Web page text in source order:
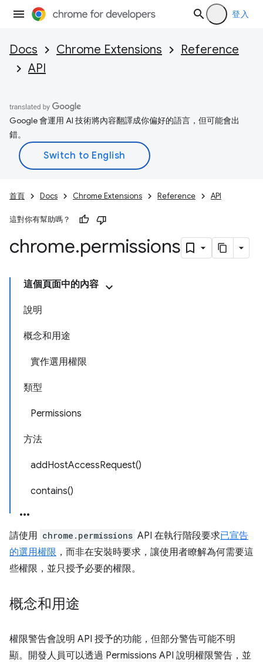
登入
Docs Chrome Extensions
Reference
API
Google 會運用 AI 技術將內容翻譯成你偏好的語言，但可能會出
錯。
首頁 Docs Chrome Extensions Reference API
這對你有幫助嗎？
chrome.permissions
這個頁面中的內容
說明
概念和用途
實作選用權限
類型
Permissions
方法
addHostAccessRequest()
contains()
請使用 chrome.permissions API 在執行階段要求已宣告
的選用權限 ，而非在安裝時要求，讓使用者瞭解為何需要這
些權限，並只授予必要的權限。
概念和用途
權限警告會說明 API 授予的功能，但部分警告可能不明
顯。開發人員可以透過 Permissions API 說明權限警告，並